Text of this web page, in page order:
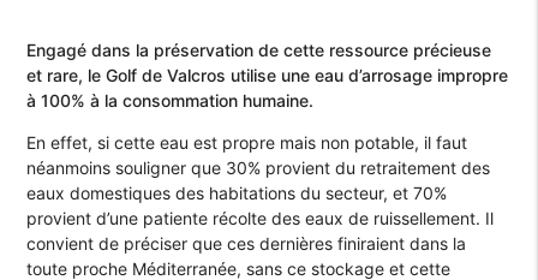
Engagé dans la préservation de cette ressource précieuse
et rare, le Golf de Valcros utilise une eau d’arrosage impropre
à 100% à la consommation humaine.
En effet, si cette eau est propre mais non potable, il faut
néanmoins souligner que 30% provient du retraitement des
eaux domestiques des habitations du secteur, et 70%
provient d’une patiente récolte des eaux de ruissellement. Il
convient de préciser que ces dernières finiraient dans la
toute proche Méditerranée, sans ce stockage et cette